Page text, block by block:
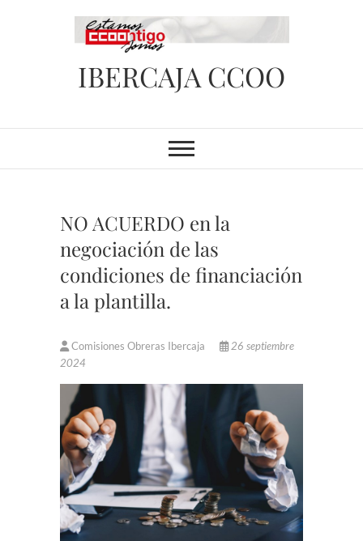
IBERCAJA CCOO
NO ACUERDO en la
negociación de las
condiciones de financiación
a la plantilla.
Comisiones Obreras Ibercaja
26 septiembre
2024